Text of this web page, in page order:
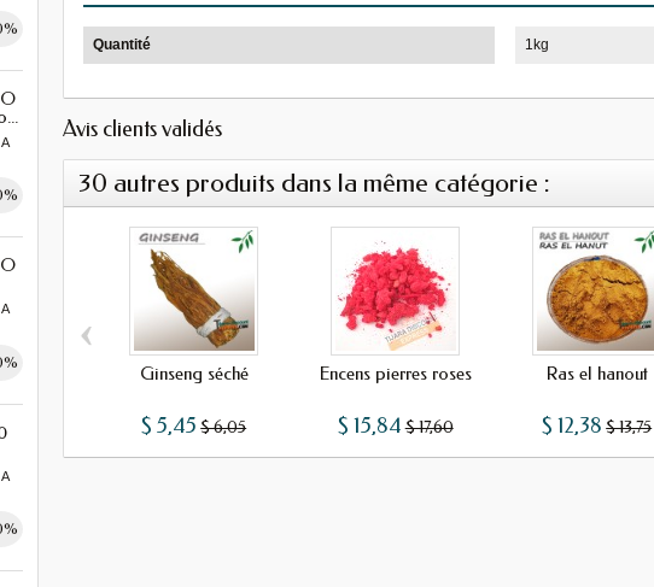
Quantité 1kg
Avis clients validés
30 autres produits dans la même catégorie :
Ginseng séché
$ 5,45 $ 6,05
Encens pierres roses
$ 15,84 $ 17,60
Ras el hanout
$ 12,38 $ 13,75
‹